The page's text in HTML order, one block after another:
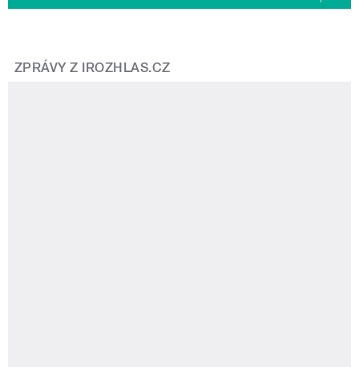
ZPRÁVY Z IROZHLAS.CZ